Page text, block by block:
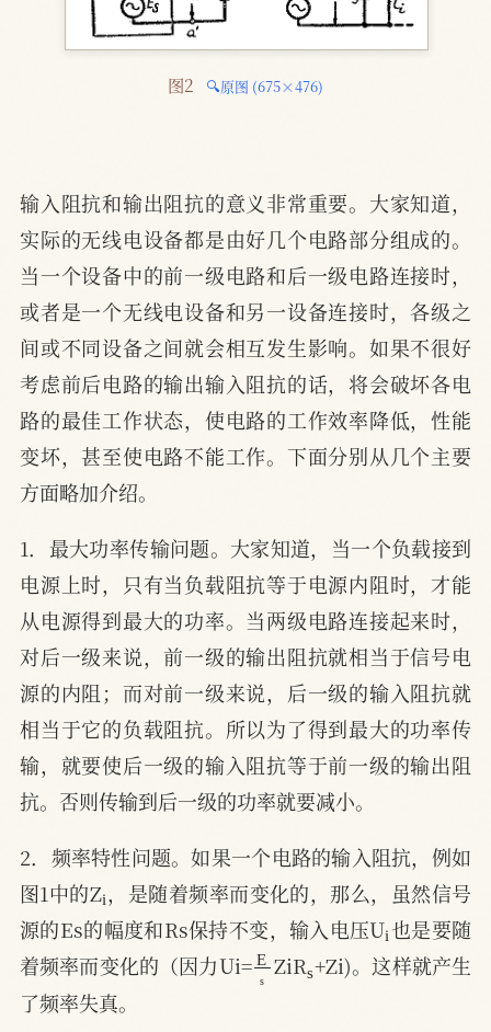
图2 🔍原图 (675×476)
输入阻抗和输出阻抗的意义非常重要。大家知道，
实际的无线电设备都是由好几个电路部分组成的。
当一个设备中的前一级电路和后一级电路连接时，
或者是一个无线电设备和另一设备连接时，各级之
间或不同设备之间就会相互发生影响。如果不很好
考虑前后电路的输出输入阻抗的话，将会破坏各电
路的最佳工作状态，使电路的工作效率降低，性能
变坏，甚至使电路不能工作。下面分别从几个主要
方面略加介绍。
1．最大功率传输问题。大家知道，当一个负载接到
电源上时，只有当负载阻抗等于电源内阻时，才能
从电源得到最大的功率。当两级电路连接起来时，
对后一级来说，前一级的输出阻抗就相当于信号电
源的内阻；而对前一级来说，后一级的输入阻抗就
相当于它的负载阻抗。所以为了得到最大的功率传
输，就要使后一级的输入阻抗等于前一级的输出阻
抗。否则传输到后一级的功率就要减小。
2．频率特性问题。如果一个电路的输入阻抗，例如
图1中的Zi，是随着频率而变化的，那么，虽然信号
源的Es的幅度和Rs保持不变，输入电压U i也是要随
着频率而变化的（因力Ui=EsZiRs+Zi)。这样就产生
了频率失真。